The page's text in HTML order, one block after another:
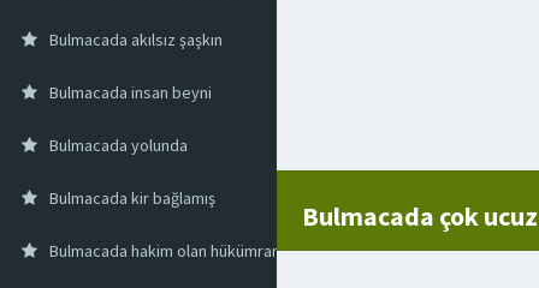
Bulmacada çok
Bulmacada akılsız şaşkın
Bulmacada insan beyni
Bulmacada yolunda
Bulmacada kir bağlamış
Bulmacada hakim olan hükümran